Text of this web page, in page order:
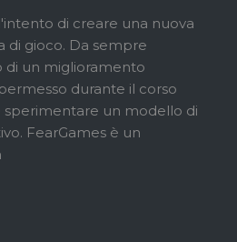
di creare una nuova
di gioco. Da sempre
di un miglioramento
durante il corso
sperimentare un modello di
FearGames è un